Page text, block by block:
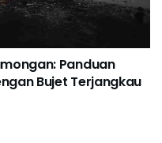
Panduan
Bujet Terjangkau